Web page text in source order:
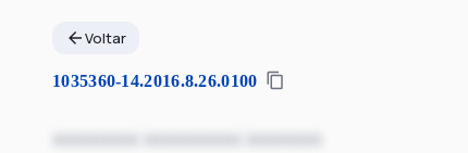
Voltar
1035360-14.2016.8.26.0100
xxxxxxxx xxxxxxxxx xxxxxxx